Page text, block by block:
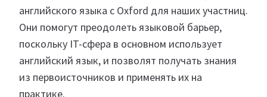
английского языка с Oxford для наших участниц.
Они помогут преодолеть языковой барьер,
поскольку IT-сфера в основном использует
английский язык, и позволят получать знания
из первоисточников и применять их на
практике.